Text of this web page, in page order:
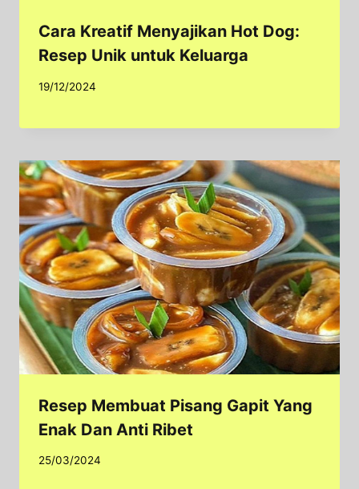
Cara Kreatif Menyajikan Hot Dog:
Resep Unik untuk Keluarga
19/12/2024
Resep Membuat Pisang Gapit Yang
Enak Dan Anti Ribet
25/03/2024